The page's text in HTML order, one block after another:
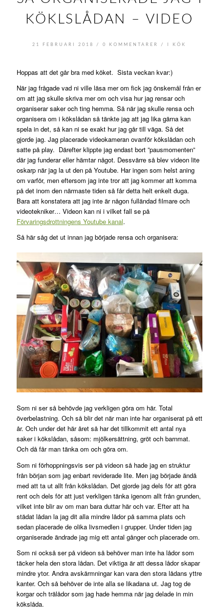
KÖKLSLÅDAN – VIDEO
21 FEBRUARI 2018 / 0 KOMMENTARER / KÖK
Hoppas att det går bra med köket. Sista veckan kvar:)
När jag frågade vad ni ville läsa mer om fick jag önskemål från er
om att jag skulle skriva mer om och visa hur jag rensar och
organiserar saker och ting hemma. Så när jag skulle rensa och
organisera om i kökslådan så tänkte jag att jag lika gärna kan
spela in det, så kan ni se exakt hur jag går till väga. Så det
gjorde jag. Jag placerade videokameran ovanför kökslådan och
satte på play. Därefter klippte jag endast bort ”pausmomenten”
där jag funderar eller hämtar något. Dessvärre så blev videon lite
oskarp när jag la ut den på Youtube. Har ingen som helst aning
om varför, men eftersom jag inte tror att jag kommer att komma
på det inom den närmaste tiden så får detta helt enkelt duga.
Bara att konstatera att jag inte är någon fulländad filmare och
videotekniker… Videon kan ni i vilket fall se på
Förvaringsdrottningens Youtube kanal.
Så här såg det ut innan jag började rensa och organisera:
Som ni ser så behövde jag verkligen göra om här. Total
överbelastning. Och så blir det när man inte har organiserat på ett
år. Och under det här året så har det tillkommit ett antal nya
saker i kökslådan, såsom: mjölkersättning, gröt och barnmat.
Och då får man tänka om och göra om.
Som ni förhoppningsvis ser på videon så hade jag en struktur
från början som jag enbart reviderade lite. Men jag började ändå
med att ta ut allt från kökslådan. Det gjorde jag dels för att göra
rent och dels för att just verkligen tänka igenom allt från grunden,
vilket inte blir av om man bara duttar här och var. Efter att ha
städat lådan la jag dit alla mindre lådor på samma plats och
sedan placerade de olika livsmedlen i grupper. Under tiden jag
organiserade ändrade jag mig ett antal gånger och placerade om.
Som ni också ser på videon så behöver man inte ha lådor som
täcker hela den stora lådan. Det viktiga är att dessa lådor skapar
mindre ytor. Andra avskärmningar kan vara den stora lådans yttre
kanter. Och så behöver de inte alla se likadana ut. Jag tog de
korgar och trälådor som jag hade hemma när jag delade in min
kökslåda.